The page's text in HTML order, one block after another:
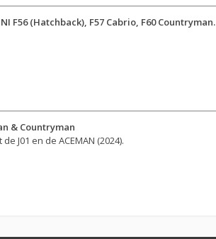
F56 (Hatchback), F57 Cabrio, F60 Countryman.
& Countryman
J01 en de ACEMAN (2024).